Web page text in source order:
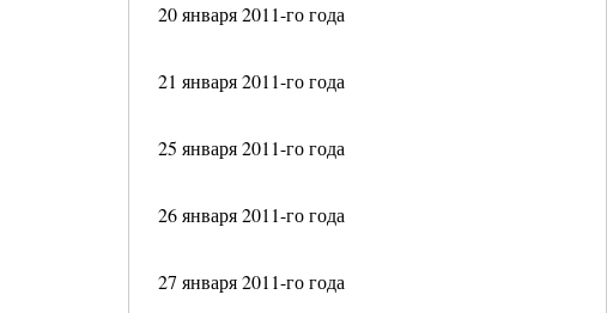
20 января 2011-го года
21 января 2011-го года
25 января 2011-го года
26 января 2011-го года
27 января 2011-го года